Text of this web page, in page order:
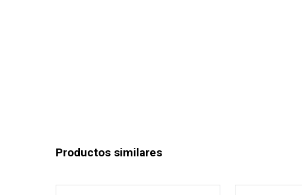
Productos similares